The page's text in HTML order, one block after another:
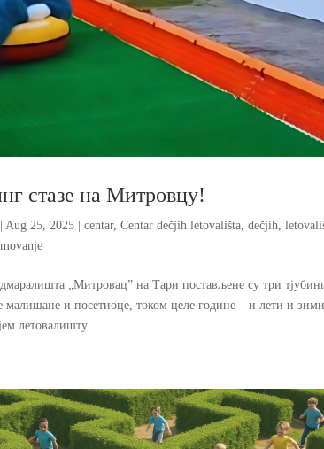
стазе на Митровцу!
Aug 25, 2025 |centar,Centar dečjih letovališta ,dečjih ,
„Митровац” на Тари постављене су три
малишане и посетиоце, током целе године – и лети и
летовалишту...